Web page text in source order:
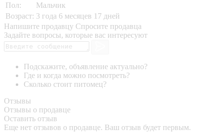
Пол:
Мальчик
Возраст: 3 года 6 месяцев 17 дней
Напишите продавцу Спросите продавца
Задайте вопросы, которые вас интересуют
Подскажите, объявление актуально?
Где и когда можно посмотреть?
Сколько стоит питомец?
Отзывы
Отзывы о продавце
Оставить отзыв
Еще нет отзывов о продавце. Ваш отзыв будет первым.